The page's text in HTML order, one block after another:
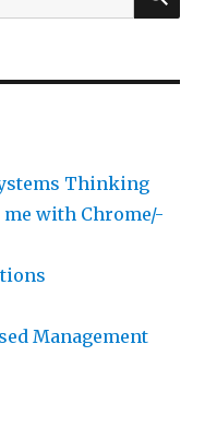
Thinking
with Chrome/-
Management